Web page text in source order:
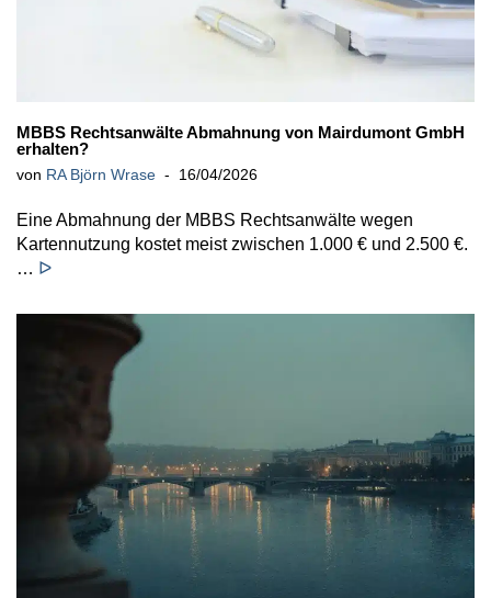
MBBS Rechtsanwälte Abmahnung von Mairdumont GmbH
erhalten?
von RA Björn Wrase 16/04/2026
Eine Abmahnung der MBBS Rechtsanwälte wegen
Kartennutzung kostet meist zwischen 1.000 € und 2.500 €.
… ᐅ